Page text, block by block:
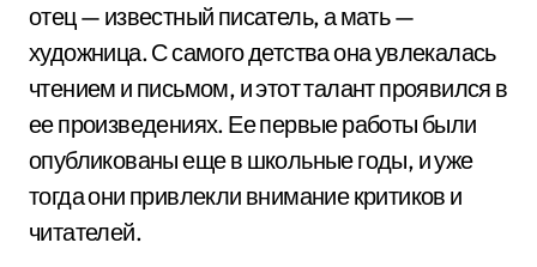
отец — известный писатель, а мать —
художница. С самого детства она увлекалась
чтением и письмом, и этот талант проявился в
ее произведениях. Ее первые работы были
опубликованы еще в школьные годы, и уже
тогда они привлекли внимание критиков и
читателей.